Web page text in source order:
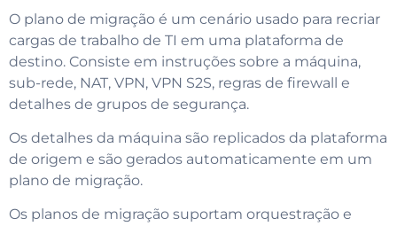
O plano de migração é um cenário usado para recriar
cargas de trabalho de TI em uma plataforma de
destino. Consiste em instruções sobre a máquina,
sub-rede, NAT, VPN, VPN S2S, regras de firewall e
detalhes de grupos de segurança.
Os detalhes da máquina são replicados da plataforma
de origem e são gerados automaticamente em um
plano de migração.
Os planos de migração suportam orquestração e